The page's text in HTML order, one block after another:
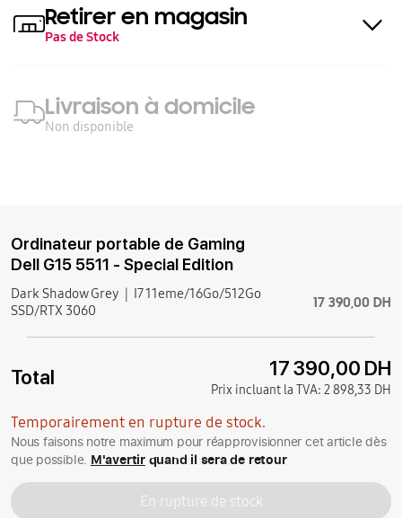
Retirer en magasin
Pas de Stock
Livraison à domicile
Non disponible
Ordinateur portable de Gaming
Dell G15 5511 - Special Edition
Dark Shadow Grey
I7 11eme/16Go/512Go
SSD/RTX 3060
17 390,00 DH
Total 17 390,00 DH
Prix incluant la TVA: 2 898,33 DH
Temporairement en rupture de stock.
Nous faisons notre maximum pour réapprovisionner cet article dès
que possible. M'avertirquand il sera de retour
En rupture de stock